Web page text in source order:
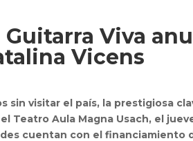
Viva
Vicens
sin visitar el país, la prestigiosa
Teatro Aula Magna Usach, el
cuentan con el financiamiento